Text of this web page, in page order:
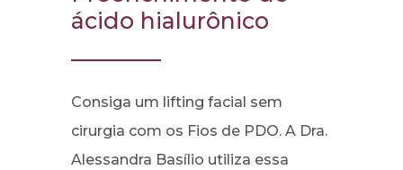
ácido hialurônico
Consiga um lifting facial sem
cirurgia com os Fios de PDO. A Dra.
Alessandra Basílio utiliza essa